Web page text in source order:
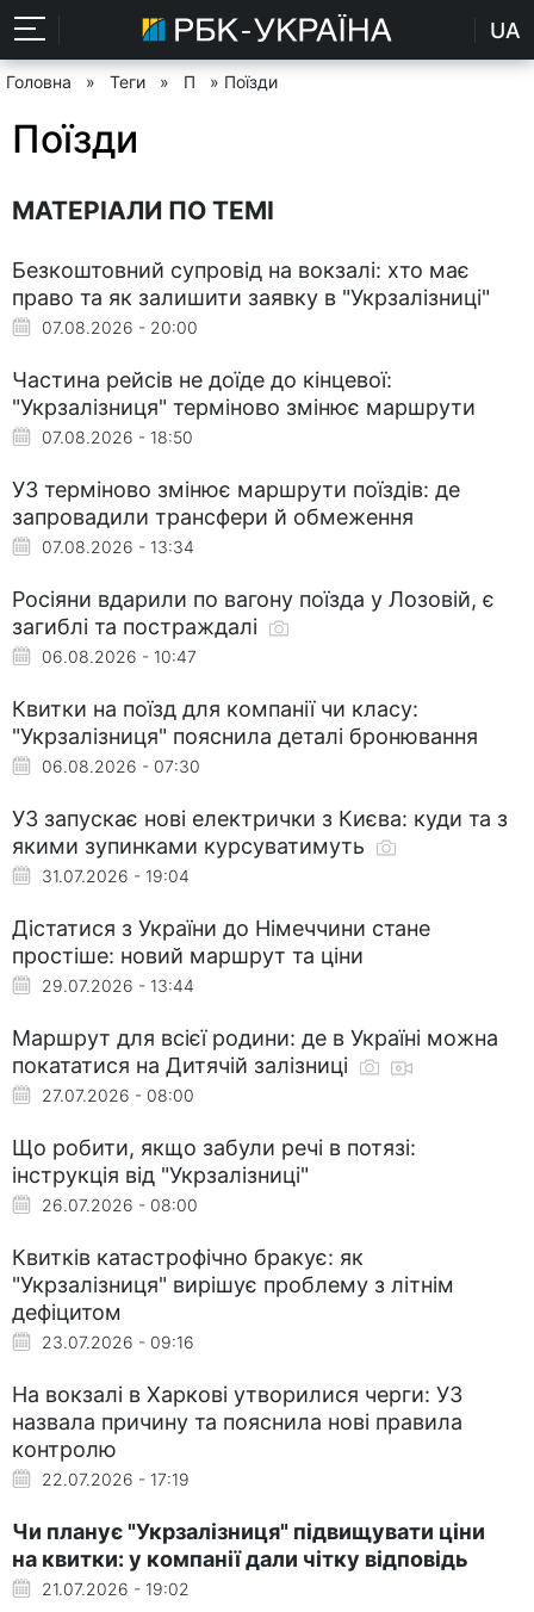
UA
Головна » Теги » П » Поїзди
Поїзди
МАТЕРІАЛИ ПО ТЕМІ
Безкоштовний супровід на вокзалі: хто має
право та як залишити заявку в "Укрзалізниці"
07.08.2026 - 20:00
Частина рейсів не доїде до кінцевої:
"Укрзалізниця" терміново змінює маршрути
07.08.2026 - 18:50
УЗ терміново змінює маршрути поїздів: де
запровадили трансфери й обмеження
07.08.2026 - 13:34
Росіяни вдарили по вагону поїзда у Лозовій, є
загиблі та постраждалі
06.08.2026 - 10:47
Квитки на поїзд для компанії чи класу:
"Укрзалізниця" пояснила деталі бронювання
06.08.2026 - 07:30
УЗ запускає нові електрички з Києва: куди та з
якими зупинками курсуватимуть
31.07.2026 - 19:04
Дістатися з України до Німеччини стане
простіше: новий маршрут та ціни
29.07.2026 - 13:44
Маршрут для всієї родини: де в Україні можна
покататися на Дитячій залізниці
27.07.2026 - 08:00
Що робити, якщо забули речі в потязі:
інструкція від "Укрзалізниці"
26.07.2026 - 08:00
Квитків катастрофічно бракує: як
"Укрзалізниця" вирішує проблему з літнім
дефіцитом
23.07.2026 - 09:16
На вокзалі в Харкові утворилися черги: УЗ
назвала причину та пояснила нові правила
контролю
22.07.2026 - 17:19
Чи планує "Укрзалізниця" підвищувати ціни
на квитки: у компанії дали чітку відповідь
21.07.2026 - 19:02